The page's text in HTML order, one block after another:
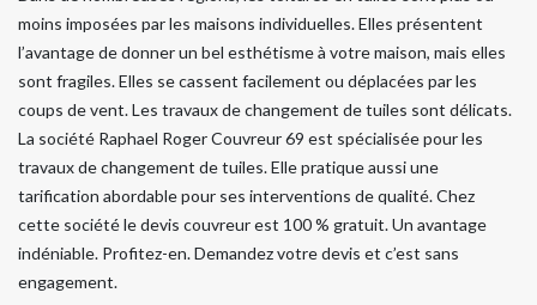
moins imposées par les maisons individuelles. Elles présentent
l’avantage de donner un bel esthétisme à votre maison, mais elles
sont fragiles. Elles se cassent facilement ou déplacées par les
coups de vent. Les travaux de changement de tuiles sont délicats.
La société Raphael Roger Couvreur 69 est spécialisée pour les
travaux de changement de tuiles. Elle pratique aussi une
tarification abordable pour ses interventions de qualité. Chez
cette société le devis couvreur est 100 % gratuit. Un avantage
indéniable. Profitez-en. Demandez votre devis et c’est sans
engagement.